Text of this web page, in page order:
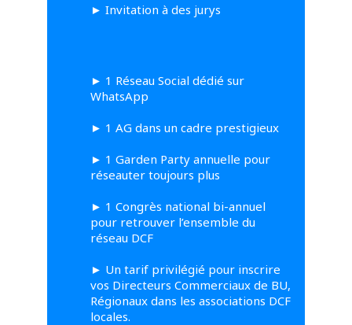
► Invitation à des jurys
► 1 Réseau Social dédié sur
WhatsApp
► 1 AG dans un cadre prestigieux
► 1 Garden Party annuelle pour
réseauter toujours plus
► 1 Congrès national bi-annuel
pour retrouver l’ensemble du
réseau DCF
► Un tarif privilégié pour inscrire
vos Directeurs Commerciaux de BU,
Régionaux dans les associations DCF
locales.